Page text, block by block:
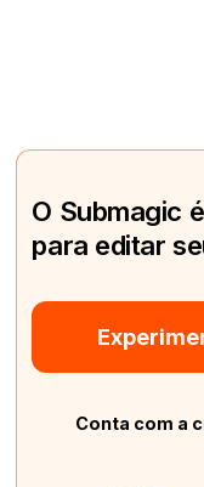
O Submagic
para editar
Conta com a